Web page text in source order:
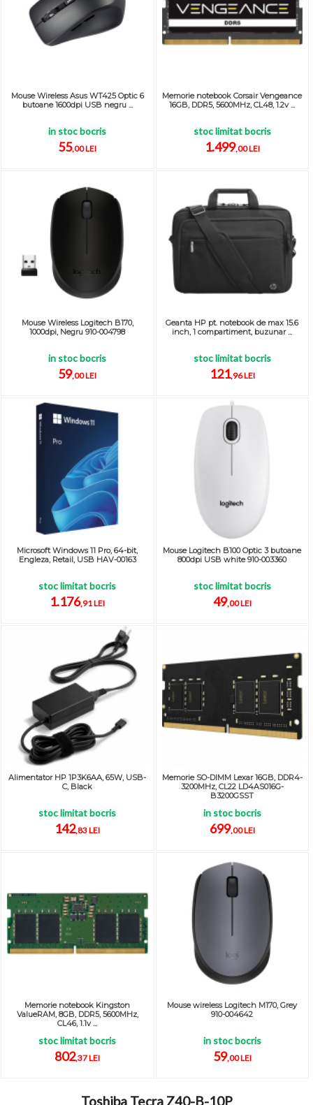
Mouse Wireless Asus WT425 Optic 6
butoane 1600dpi USB negru ...
in stoc bocris
55,00 LEI
Memorie notebook Corsair Vengeance
16GB, DDR5, 5600MHz, CL48, 1.2v ...
stoc limitat bocris
1.499,00 LEI
Mouse Wireless Logitech B170,
1000dpi, Negru 910-004798
in stoc bocris
59,00 LEI
Geanta HP pt. notebook de max 15.6
inch, 1 compartiment, buzunar ...
stoc limitat bocris
121,96 LEI
Microsoft Windows 11 Pro, 64-bit,
Engleza, Retail, USB HAV-00163
stoc limitat bocris
1.176,91 LEI
Mouse Logitech B100 Optic 3 butoane
800dpi USB white 910-003360
stoc limitat bocris
49,00 LEI
Alimentator HP 1P3K6AA, 65W, USB-
C, Black
stoc limitat bocris
142,83 LEI
Memorie SO-DIMM Lexar 16GB, DDR4-
3200MHz, CL22 LD4AS016G-
B3200GSST
in stoc bocris
699,00 LEI
Memorie notebook Kingston
ValueRAM, 8GB, DDR5, 5600MHz,
CL46, 1.1v ...
stoc limitat bocris
802,37 LEI
Mouse wireless Logitech M170, Grey
910-004642
in stoc bocris
59,00 LEI
Toshiba Tecra Z40-B-10P